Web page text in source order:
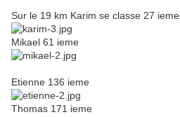
Sur le 19 km Karim se classe 27 ieme
Mikael 61 ieme
Etienne 136 ieme
Thomas 171 ieme